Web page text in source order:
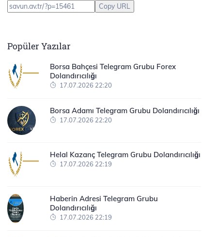
Copy URL
Popüler Yazılar
Borsa Bahçesi Telegram Grubu Forex
Dolandırıcılığı
17.07.2026 22:20
Borsa Adamı Telegram Grubu Dolandırıcılığı
17.07.2026 22:20
Helal Kazanç Telegram Grubu Dolandırıcılığı
17.07.2026 22:19
Haberin Adresi Telegram Grubu
Dolandırıcılığı
17.07.2026 22:19